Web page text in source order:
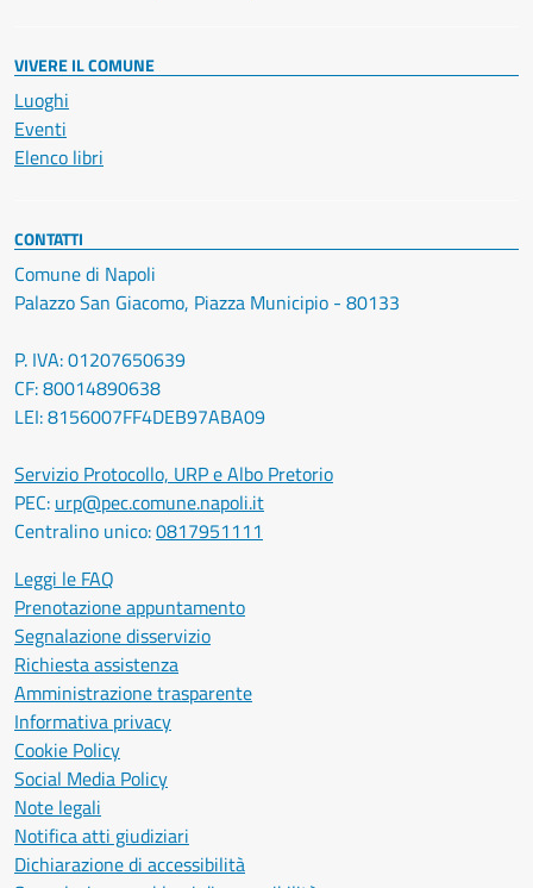
VIVERE IL COMUNE
Luoghi
Eventi
Elenco libri
CONTATTI
Comune di Napoli
Palazzo San Giacomo, Piazza Municipio - 80133
P. IVA: 01207650639
CF: 80014890638
LEI: 8156007FF4DEB97ABA09
Servizio Protocollo, URP e Albo Pretorio
PEC: urp@pec.comune.napoli.it
Centralino unico:0817951111
Leggi le FAQ
Prenotazione appuntamento
Segnalazione disservizio
Richiesta assistenza
Amministrazione trasparente
Informativa privacy
Cookie Policy
Social Media Policy
Note legali
Notifica atti giudiziari
Dichiarazione di accessibilità